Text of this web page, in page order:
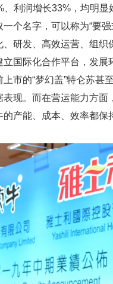
利润增长33%，均明
个名字，可以称为“要
研发、高效运营、组
国际化合作平台，发
市的“梦幻盖”特仑苏
现。而在营运能力方
产能、成本、效率都保